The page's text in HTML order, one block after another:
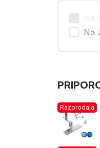
Na
Na
Razprodaja